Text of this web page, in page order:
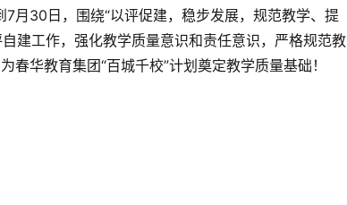
30日，围绕“以评促建，稳步发展，规范教学、提
建工作，强化教学质量意识和责任意识，严格规范教
华教育集团“百城千校”计划奠定教学质量基础！